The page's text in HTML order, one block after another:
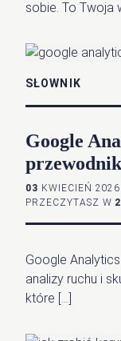
sobie. To Twoja
SŁOWNIK
Google
przewodnik
03 KWIECIEŃ 2026
PRZECZYTASZ W
Google
analizy ruchu i
które […]